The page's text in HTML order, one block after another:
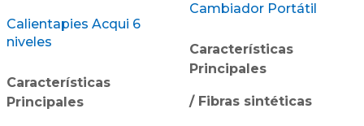
Calientapies Acqui 6
niveles
Características
Principales
Cambiador Portátil
Características
Principales
/ Fibras sintéticas